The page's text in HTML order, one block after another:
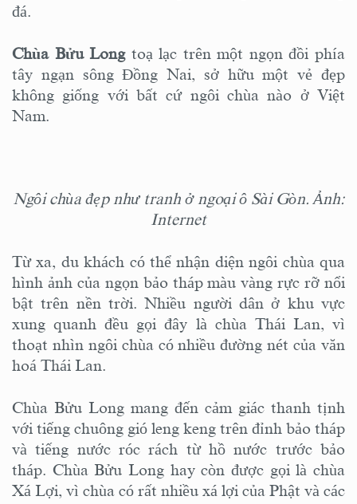
đá.
Chùa Bửu Longtoạ lạc trên một ngọn đồi phía
tây ngạn sông Đồng Nai, sở hữu một vẻ đẹp
không giống với bất cứ ngôi chùa nào ở Việt
Nam.
Ngôi chùa đẹp như tranh ở ngoại ô Sài Gòn. Ảnh:
Internet
Từ xa, du khách có thể nhận diện ngôi chùa qua
hình ảnh của ngọn bảo tháp màu vàng rực rỡ nổi
bật trên nền trời. Nhiều người dân ở khu vực
xung quanh đều gọi đây là chùa Thái Lan, vì
thoạt nhìn ngôi chùa có nhiều đường nét của văn
hoá Thái Lan.
Chùa Bửu Long mang đến cảm giác thanh tịnh
với tiếng chuông gió leng keng trên đỉnh bảo tháp
và tiếng nước róc rách từ hồ nước trước bảo
tháp. Chùa Bửu Long hay còn được gọi là chùa
Xá Lợi, vì chùa có rất nhiều xá lợi của Phật và các